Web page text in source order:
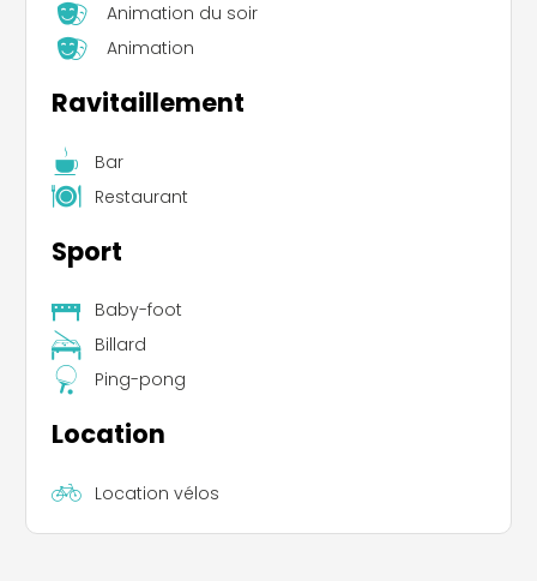
Animation du soir
Animation
Ravitaillement
Bar
Restaurant
Sport
Baby-foot
Billard
Ping-pong
Location
Location vélos